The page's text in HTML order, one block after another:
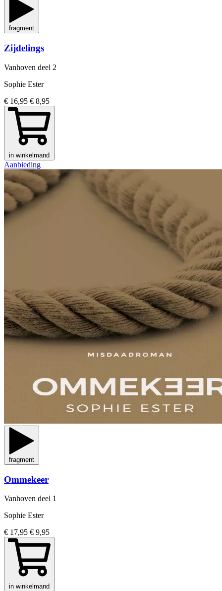
fragment
Zijdelings
Vanhoven deel 2
Sophie Ester
€ 16,95 € 8,95
in winkelmand
Aanbieding
fragment
Ommekeer
Vanhoven deel 1
Sophie Ester
€ 17,95 € 9,95
in winkelmand